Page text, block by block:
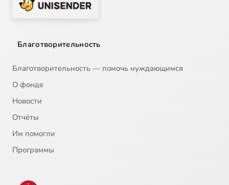
Благотворительность
Благотворительность — помочь нуждающимся
О фонде
Новости
Отчёты
Им помогли
Программы